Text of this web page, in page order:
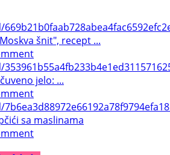
šnit", recept ...
jelo: ...
sa maslinama